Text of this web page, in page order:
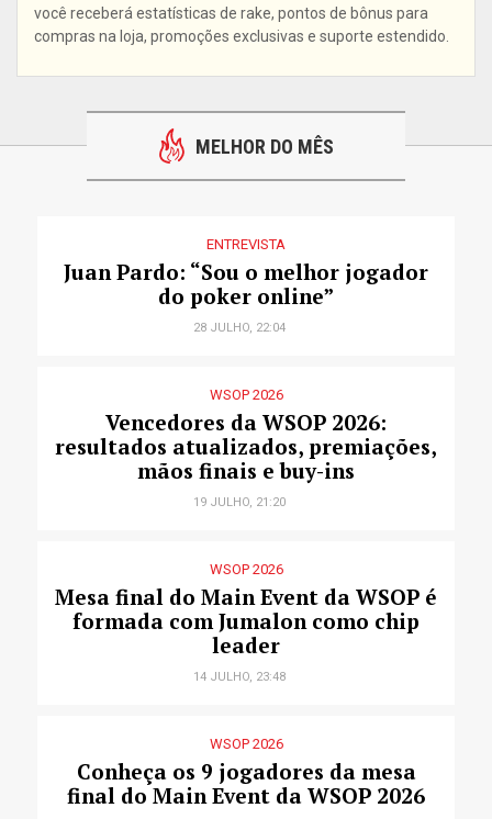
você receberá estatísticas de rake, pontos de bônus para
compras na loja, promoções exclusivas e suporte estendido.
MELHOR DO MÊS
ENTREVISTA
Juan Pardo: “Sou o melhor jogador
do poker online”
28 JULHO, 22:04
WSOP 2026
Vencedores da WSOP 2026:
resultados atualizados, premiações,
mãos finais e buy-ins
19 JULHO, 21:20
WSOP 2026
Mesa final do Main Event da WSOP é
formada com Jumalon como chip
leader
14 JULHO, 23:48
WSOP 2026
Conheça os 9 jogadores da mesa
final do Main Event da WSOP 2026